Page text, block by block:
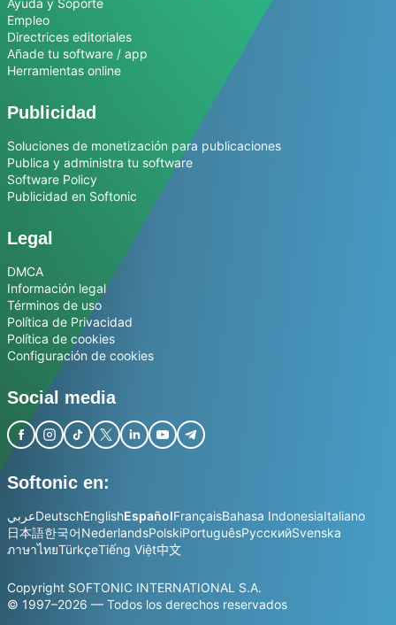
Ayuda y Soporte
Empleo
Directrices editoriales
Añade tu software / app
Herramientas online
Publicidad
Soluciones de monetización para publicaciones
Publica y administra tu software
Software Policy
Publicidad en Softonic
Legal
DMCA
Información legal
Términos de uso
Política de Privacidad
Política de cookies
Configuración de cookies
Social media
Softonic en:
عربيDeutschEnglishEspañolFrançaisBahasa IndonesiaItaliano
日本語한국어NederlandsPolskiPortuguêsРусскийSvenska
ภาษาไทยTürkçeTiếng Việt中文
Copyright SOFTONIC INTERNATIONAL S.A.
© 1997–2026 — Todos los derechos reservados